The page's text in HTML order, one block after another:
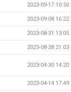
2023-09-17 10:50
2023-09-08 16:22
2023-08-31 13:05
2023-08-28 21:03
2023-04-30 14:20
2023-04-14 17:49